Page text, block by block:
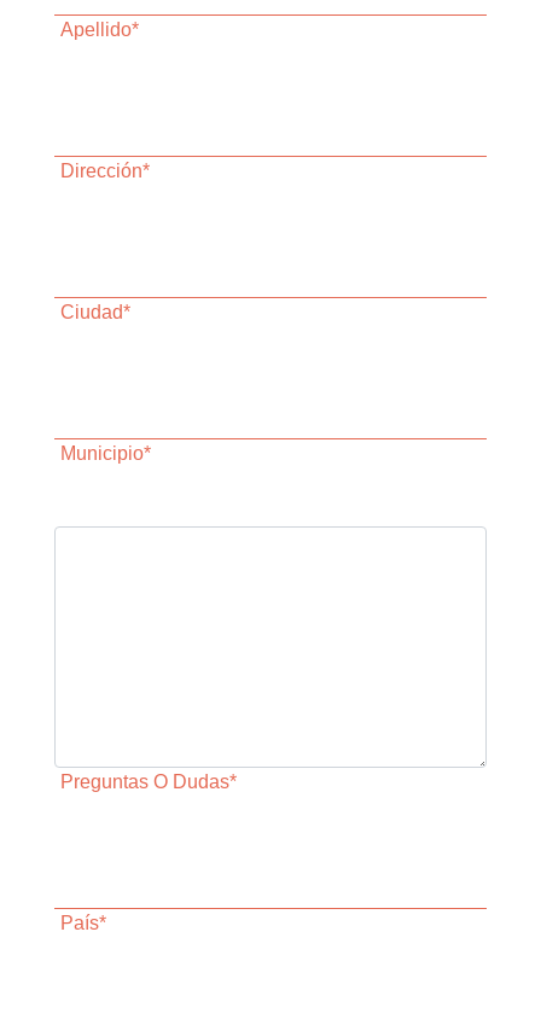
Apellido*
Dirección*
Ciudad*
Municipio*
Preguntas O Dudas*
País*